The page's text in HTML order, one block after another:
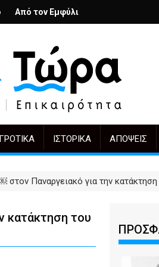
στην Καστοριά
Πόλωση: το ίδιο έργο, άλλοι
KIFF 51: Η εικόνα μετά την
ΙΣΤΟΡΙΚΆ ΑΠΌΨΕΙΣ
στον Παναργειακό για την
κατάκτηση του